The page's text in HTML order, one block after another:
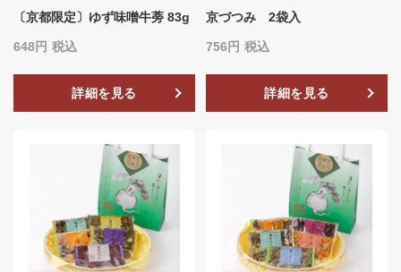
〔京都限定〕ゆず味噌牛蒡 83g
648 税込
詳細を見る
京づつみ 2袋入
756 税込
詳細を見る